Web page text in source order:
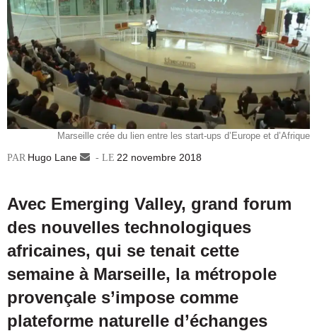
Marseille crée du lien entre les start-ups d’Europe et d’Afrique
Hugo Lane
Envoyer22 novembre 2018
Avec Emerging Valley, grand forum
des nouvelles technologiques
africaines, qui se tenait cette
semaine à Marseille, la métropole
provençale s’impose comme
plateforme naturelle d’échanges